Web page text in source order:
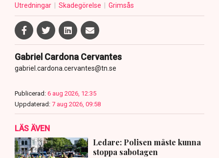
Utredningar
Skadegörelse Grimsås
Gabriel Cardona Cervantes
gabriel.cardona.cervantes@tn.se
Publicerad: 6 aug 2026, 12:35
Uppdaterad: 7 aug 2026, 09:58
LÄS ÄVEN
Ledare: Polisen måste kunna
stoppa sabotagen